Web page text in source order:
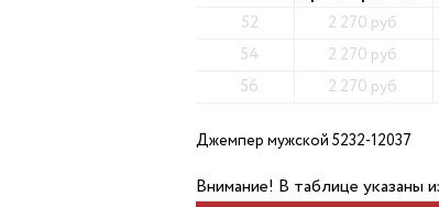
52 2 270 руб.
54 2 270 руб.
56 2 270 руб.
Джемпер мужской 5232-12037
Внимание! В таблице указаны